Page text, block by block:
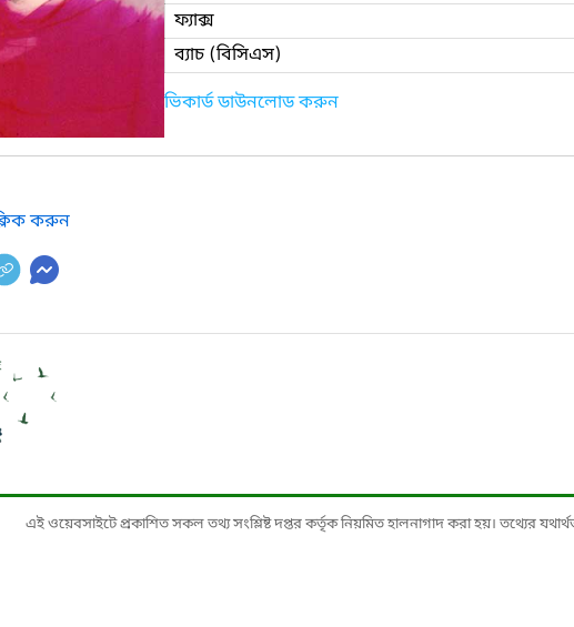
ফ্যাক্স
ব্যাচ (বিসিএস)
ভিকার্ড ডাউনলোড করুন
করুন
এই ওয়েবসাইটে প্রকাশিত সকল তথ্য সংশ্লিষ্ট দপ্তর কর্তৃক নিয়মিত হালনাগাদ করা হয়। তথ্যের